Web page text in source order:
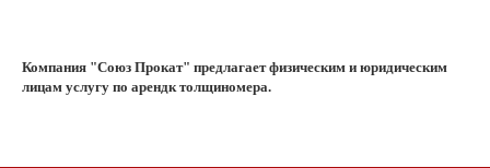
Компания "Союз Прокат" предлагает физическим и юридическим
лицам услугу по арендк толщиномера.